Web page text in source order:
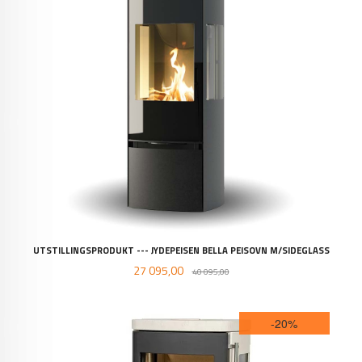
UTSTILLINGSPRODUKT --- JYDEPEISEN BELLA PEISOVN M/SIDEGLASS
Tilbud
27 095,00 40 095,00Rabatt
-20%